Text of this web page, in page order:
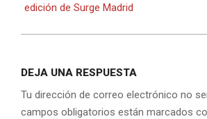
edición de Surge Madrid
DEJA UNA RESPUESTA
Tu dirección de correo electrónico no
campos obligatorios están marcados